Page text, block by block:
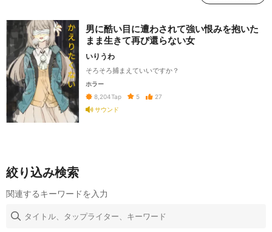
男に酷い目に遭わされて強い恨みを抱いた
まま生きて再び還らない女
いりうわ
そろそろ捕まえていいですか？
ホラー
8,204Tap 5
27
サウンド
絞り込み検索
関連するキーワードを入力